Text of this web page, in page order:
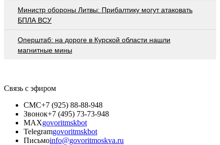
Министр обороны Литвы: Прибалтику могут атаковать
БПЛА ВСУ
Оперштаб: на дороге в Курской области нашли
магнитные мины
Связь с эфиром
СМС+7 (925) 88-88-948
Звонок+7 (495) 73-73-948
MAXgovoritmskbot
Telegramgovoritmskbot
Письмоinfo@govoritmoskva.ru